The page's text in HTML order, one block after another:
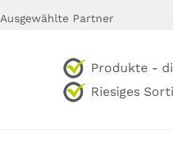
Ausgewählte Partner
Produkte -
Riesiges